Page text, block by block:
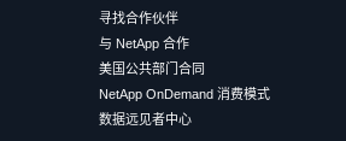
寻找合作伙伴
与 NetApp 合作
美国公共部门合同
NetApp OnDemand 消费模式
数据远见者中心